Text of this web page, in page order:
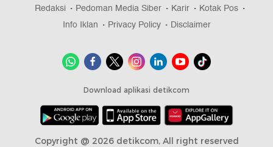
Redaksi Pedoman Media Siber Karir
Kotak Pos
Info Iklan
Privacy Policy Disclaimer
Download aplikasi detikcom
Copyright @ 2026 detikcom, All right reserved